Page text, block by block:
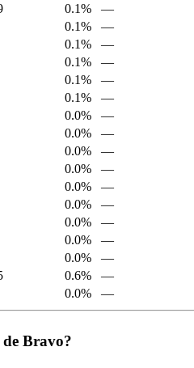
0.1%
—
0.1%
—
0.1%
—
0.1%
—
0.1%
—
0.1%
—
0.0%
—
0.0%
—
0.0%
—
0.0%
—
0.0%
—
0.0%
—
0.0%
—
0.0%
—
0.0%
—
0.6%
—
0.0% —
de Bravo?